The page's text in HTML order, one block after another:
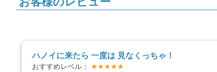
ハノイに来たら 一度は 見なくっちゃ！
おすすめレベル：
★★★★★